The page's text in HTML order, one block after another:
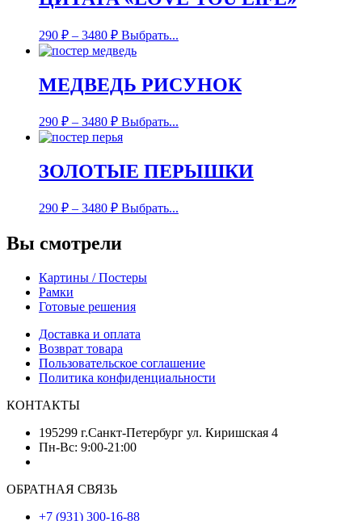
290 ₽ – 3480 ₽ Выбрать...
МЕДВЕДЬ РИСУНОК
290 ₽ – 3480 ₽ Выбрать...
ЗОЛОТЫЕ ПЕРЫШКИ
290 ₽ – 3480 ₽ Выбрать...
Вы смотрели
Картины / Постеры
Рамки
Готовые решения
Доставка и оплата
Возврат товара
Пользовательское соглашение
Политика конфиденциальности
КОНТАКТЫ
195299 г.Санкт-Петербург ул. Киришская 4
Пн-Вс: 9:00-21:00
ОБРАТНАЯ СВЯЗЬ
+7 (931) 300-16-88